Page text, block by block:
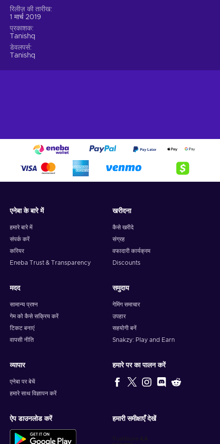
रिलीज़ की तारीख
1 मार्च 2019
प्रकाशक
Tanishq
डेवलपर्स
Tanishq
एनेबा के बारे में
हमारे बारे में
संपर्क करें
करियर
Eneba Trust & Transparency
खरीदना
कैसे खरीदे
संग्रह
वफादारी कार्यक्रम
Discounts
मदद
सामान्य प्रश्न
गेम को कैसे सक्रिय करें
टिकट बनाएं
वापसी नीति
समुदाय
गेमिंग समाचार
उपहार
सहयोगी बनें
Snakzy: Play and Earn
व्यापार
एनेबा पर बेचें
हमारे साथ विज्ञापन करें
हमारे पर का पालन करें
ऐप डाउनलोड करें हमारी समीक्षाएँ देखें